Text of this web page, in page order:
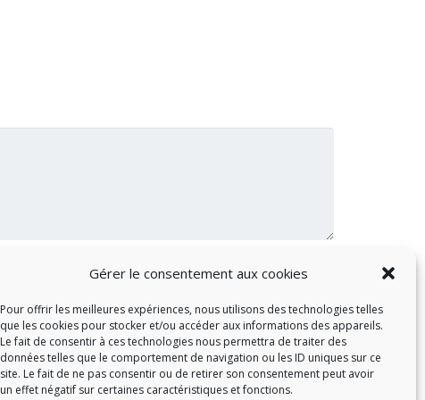
Gérer le consentement aux cookies
Pour offrir les meilleures expériences, nous utilisons des technologies telles
que les cookies pour stocker et/ou accéder aux informations des appareils.
Le fait de consentir à ces technologies nous permettra de traiter des
données telles que le comportement de navigation ou les ID uniques sur ce
site. Le fait de ne pas consentir ou de retirer son consentement peut avoir
un effet négatif sur certaines caractéristiques et fonctions.